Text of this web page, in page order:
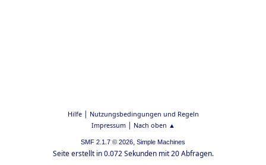
Hilfe| Nutzungsbedingungen und Regeln
Impressum| Nach oben ▲
SMF 2.1.7 © 2026, Simple Machines
Seite erstellt in 0.072 Sekunden mit 20 Abfragen.